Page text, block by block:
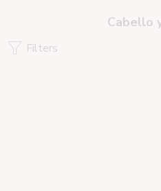
Cabello
Filters